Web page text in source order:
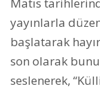
Matıs
yayınlarla
başlatarak
son olarak
seslenerek,